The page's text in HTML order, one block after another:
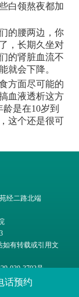
白领熬夜都加
的腰两边，你
，长期久坐对
的肾脏血流不
就会下降。
方面尽可能的
血液透析这方
是在10岁到
这个还是很可
经二路北端
如有转载或引用文
030-3702号
话预约